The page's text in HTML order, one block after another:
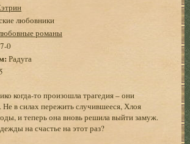
любовники
романы
0
Радуга
когда-то произошла трагедия – они
Не в силах пережить случившееся, Хлоя
и теперь она вновь решила выйти замуж.
на счастье на этот раз?